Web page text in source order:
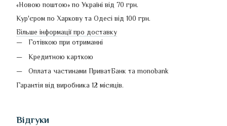
«Новою поштою» по Україні від 70 грн.
Кур'єром по Харкову та Одесі від 100 грн.
Більше інформації про доставку
Готівкою при отриманні
Кредитною карткою
Оплата частинами ПриватБанк та monobank
Гарантія від виробника 12 місяців.
Відгуки